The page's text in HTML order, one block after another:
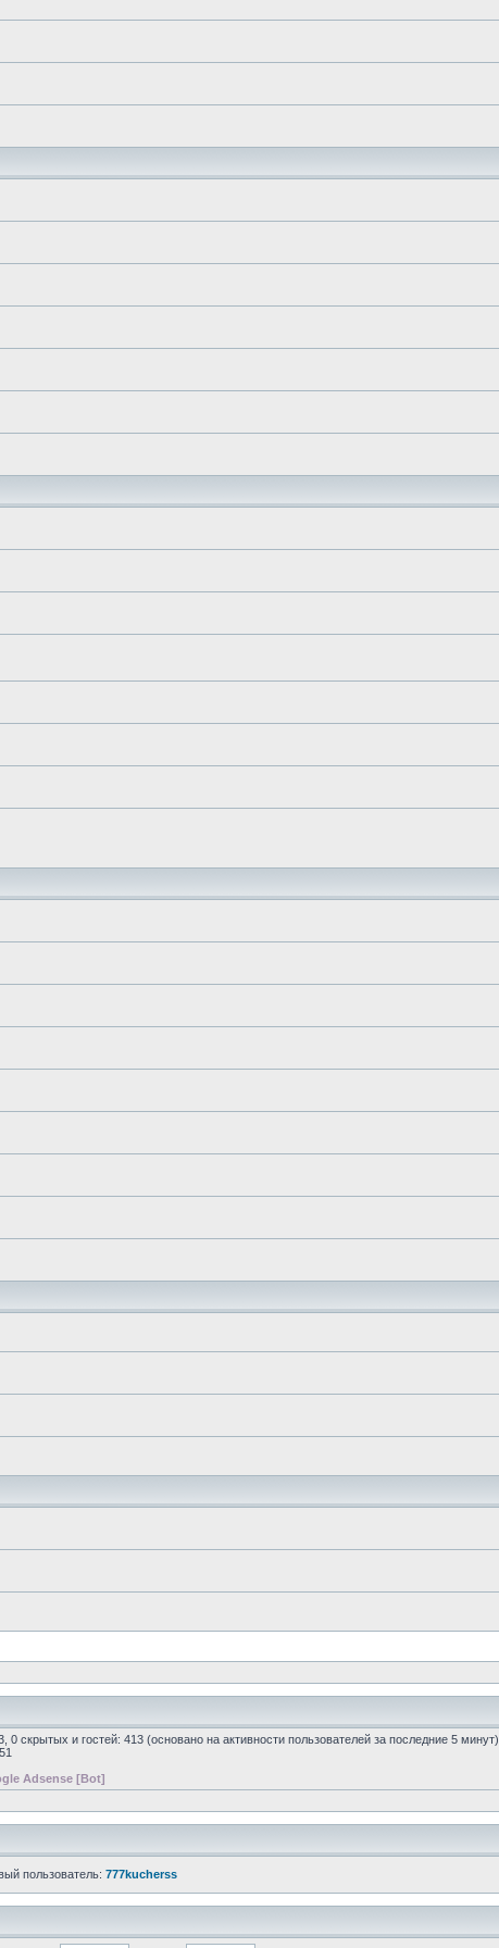
0 скрытых и гостей: 413 (основано на активности пользователей за последние 5 минут)
Adsense [Bot]
пользователь: 777kucherss